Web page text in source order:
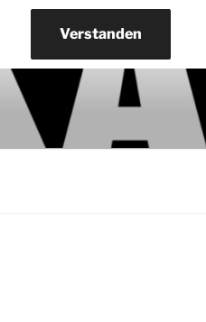
Verstanden